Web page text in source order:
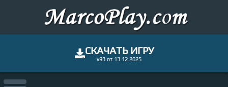
СКАЧАТЬ ИГРУ
v93 от 13.12.2025